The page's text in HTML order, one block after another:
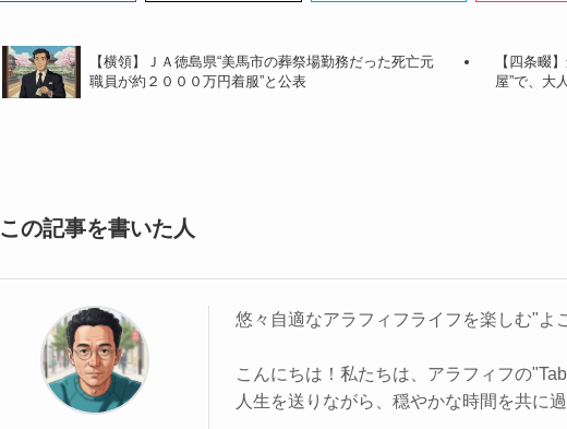
【横領】ＪＡ徳島県“美馬市の葬祭場勤務だった死亡元
職員が約２０００万円着服”と公表
【四条畷
屋”で、大
この記事を書いた人
悠々自適なアラフィフライフを楽しむ"よ
こんにちは！私たちは、アラフィフの
人生を送りながら、穏やかな時間を共に過